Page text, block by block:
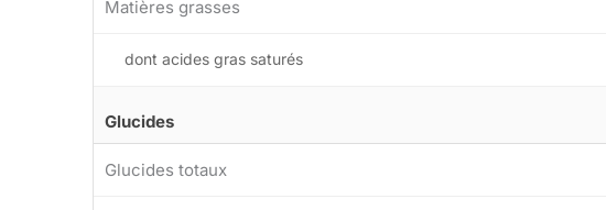
Matières grasses
dont acides gras saturés
Glucides
Glucides totaux